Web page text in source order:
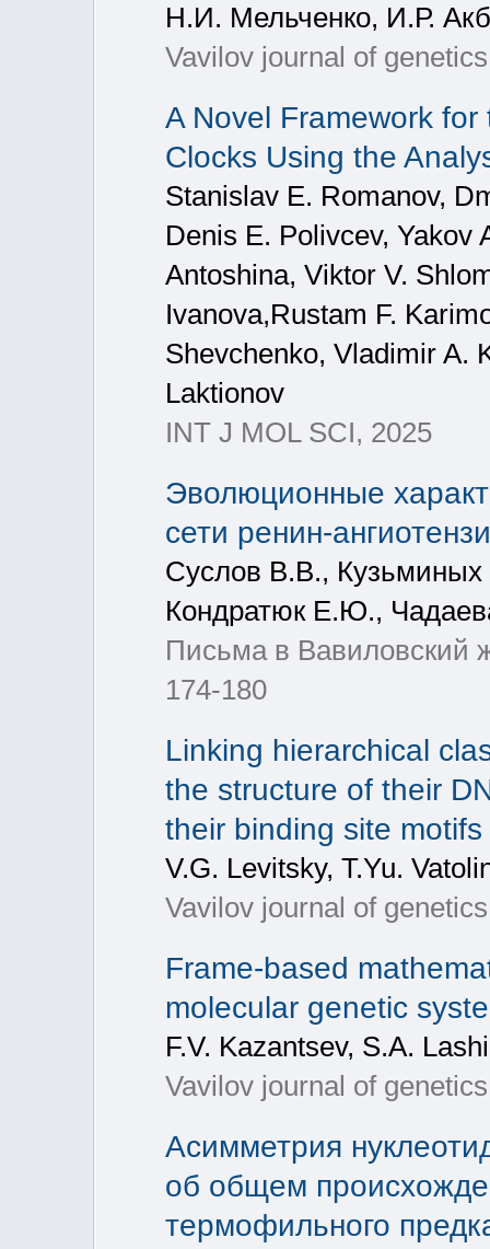
Н.И. Мельченко, И.Р.
Vavilov journal of
A Novel Framework
Clocks Using the
Stanislav E. Romanov,
Denis E. Polivcev, Yakov
Antoshina, Viktor V.
Ivanova,Rustam F.
Shevchenko, Vladimir A.
Laktionov
INT J MOL SCI, 2025
Эволюционные
сети ренин-
Суслов В.В.,
Кондратюк Е.Ю.,
Письма в Вавиловский
174-180
Linking hierarchical
the structure of their
their binding site motifs
V.G. Levitsky, T.Yu.
Vavilov journal of
Frame-based
molecular genetic
F.V. Kazantsev, S.A.
Vavilov journal of
Асимметрия
об общем
термофильного